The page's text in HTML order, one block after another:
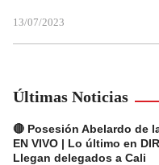
13/07/2023
Últimas Noticias
🔴 Posesión Abelardo de
EN VIVO | Lo último en
Llegan delegados a Cali